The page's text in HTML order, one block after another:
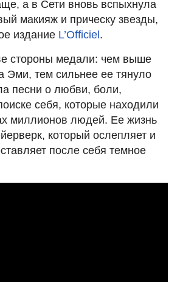
а в Сети вновь вспыхнула
макияж и прическу звезды,
издание L’Officiel .
стороны медали: чем выше
Эми, тем сильнее ее тянуло
песни о любви, боли,
себя, которые находили
миллионов людей. Ее жизнь
который ослепляет и
после себя темное